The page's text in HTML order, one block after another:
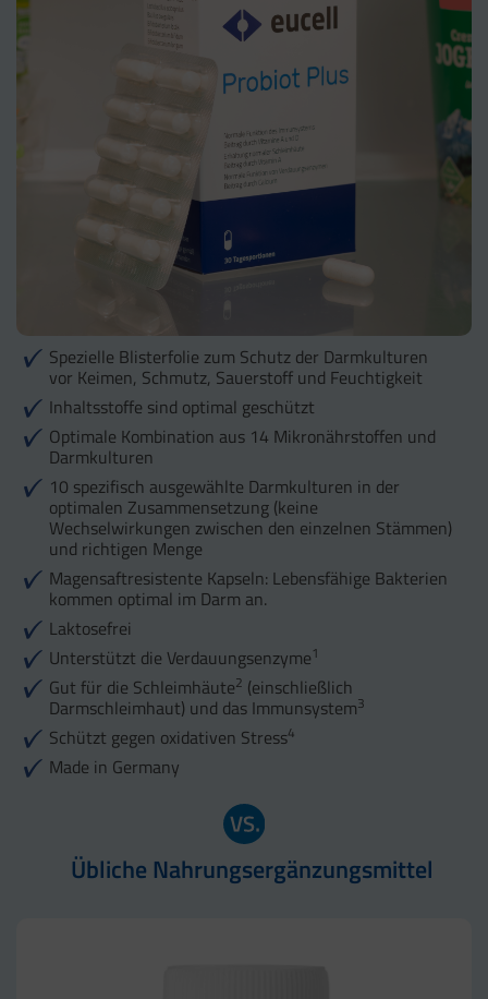
Spezielle Blisterfolie zum Schutz der Darmkulturen
vor Keimen, Schmutz, Sauerstoff und Feuchtigkeit
Inhaltsstoffe sind optimal geschützt
Optimale Kombination aus 14 Mikronährstoffen und
Darmkulturen
10 spezifisch ausgewählte Darmkulturen in der
optimalen Zusammensetzung (keine
Wechselwirkungen zwischen den einzelnen Stämmen)
und richtigen Menge
Magensaftresistente Kapseln: Lebensfähige Bakterien
kommen optimal im Darm an.
Laktosefrei
Unterstützt die Verdauungsenzyme1
Gut für die Schleimhäute2 (einschließlich
Darmschleimhaut) und das Immunsystem3
Schützt gegen oxidativen Stress4
Made in Germany
Übliche Nahrungsergänzungsmittel